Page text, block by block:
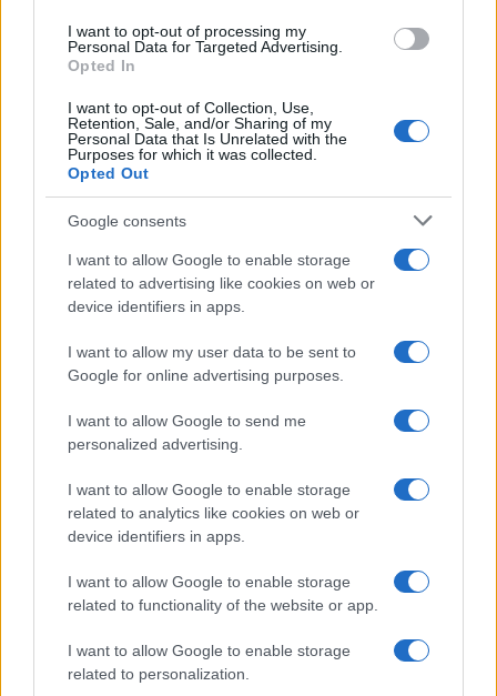
I want to opt-out of processing my
Personal Data for Targeted Advertising.
Opted In
I want to opt-out of Collection, Use,
Retention, Sale, and/or Sharing of my
Personal Data that Is Unrelated with the
Purposes for which it was collected.
Opted Out
Google consents
I want to allow Google to enable storage
related to advertising like cookies on web or
device identifiers in apps.
I want to allow my user data to be sent to
Google for online advertising purposes.
I want to allow Google to send me
personalized advertising.
I want to allow Google to enable storage
related to analytics like cookies on web or
device identifiers in apps.
I want to allow Google to enable storage
related to functionality of the website or app.
I want to allow Google to enable storage
related to personalization.
Continua a leggere
TEEN NEWS
Guida al giornalino teen: linea editoriale, ruoli e
strumenti gratis
Matteo Pellegrino · 3 Ago 2026
TEEN NEWS